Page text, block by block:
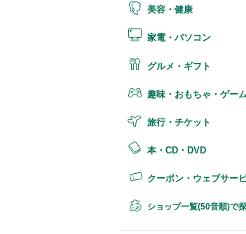
美容・健康
家電・パソコン
グルメ・ギフト
趣味・おもちゃ・ゲーム
旅行・チケット
本・CD・DVD
クーポン・ウェブサー
ショップ一覧(50音順)で